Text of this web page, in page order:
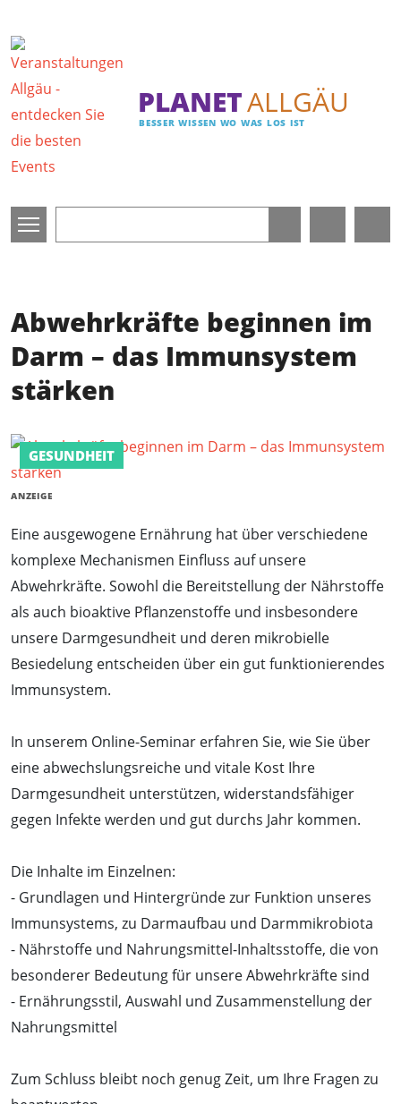
PLANETALLGÄU
BESSER WISSEN WO WAS LOS IST
Abwehrkräfte beginnen im
Darm – das Immunsystem
stärken
GESUNDHEIT
ANZEIGE
Eine ausgewogene Ernährung hat über verschiedene
komplexe Mechanismen Einfluss auf unsere
Abwehrkräfte. Sowohl die Bereitstellung der Nährstoffe
als auch bioaktive Pflanzenstoffe und insbesondere
unsere Darmgesundheit und deren mikrobielle
Besiedelung entscheiden über ein gut funktionierendes
Immunsystem.
In unserem Online-Seminar erfahren Sie, wie Sie über
eine abwechslungsreiche und vitale Kost Ihre
Darmgesundheit unterstützen, widerstandsfähiger
gegen Infekte werden und gut durchs Jahr kommen.
Die Inhalte im Einzelnen:
- Grundlagen und Hintergründe zur Funktion unseres
Immunsystems, zu Darmaufbau und Darmmikrobiota
- Nährstoffe und Nahrungsmittel-Inhaltsstoffe, die von
besonderer Bedeutung für unsere Abwehrkräfte sind
- Ernährungsstil, Auswahl und Zusammenstellung der
Nahrungsmittel
Zum Schluss bleibt noch genug Zeit, um Ihre Fragen zu